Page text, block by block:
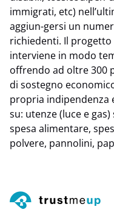
immigrati, etc)
aggiun-gersi un
richiedenti. Il progetto
interviene in modo
offrendo ad oltre 300
di sostegno
propria indipendenza
su: utenze (luce e
spesa alimentare,
polvere, pannolini,